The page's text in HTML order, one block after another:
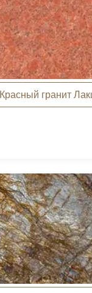
Красный гранит